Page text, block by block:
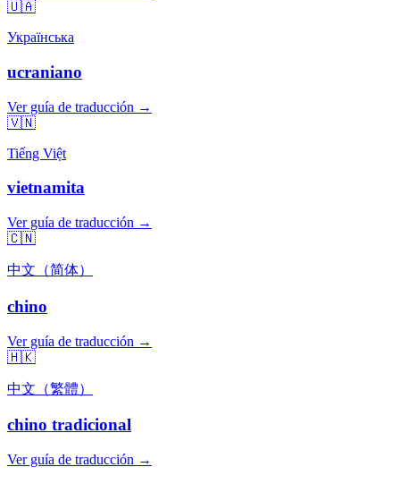
🇺🇦
Українська
ucraniano
Ver guía de traducción →
🇻🇳
Tiếng Việt
vietnamita
Ver guía de traducción →
🇨🇳
中文（简体）
chino
Ver guía de traducción →
🇭🇰
中文（繁體）
chino tradicional
Ver guía de traducción →